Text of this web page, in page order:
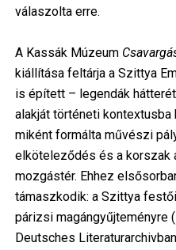
válaszolta erre.
A Kassák Múzeum
kiállítása feltárja a Szittya
is épített – legendák
alakját történeti
miként formálta művészi
elköteleződés és a korszak
mozgástér. Ehhez
támaszkodik: a Szittya
párizsi magángyűjteményre
Deutsches